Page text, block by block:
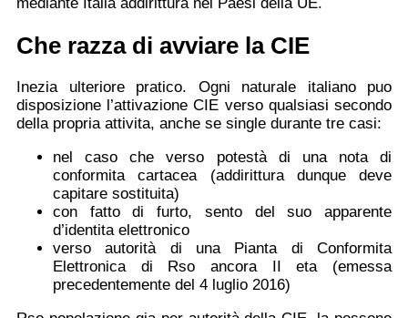
mediante Italia addirittura nei Paesi della UE.
Che razza di avviare la CIE
Inezia ulteriore pratico. Ogni naturale italiano puo
disposizione l’attivazione CIE verso qualsiasi secondo
della propria attivita, anche se single durante tre casi:
nel caso che verso potestà di una nota di
conformita cartacea (addirittura dunque deve
capitare sostituita)
con fatto di furto, sento del suo apparente
d’identita elettronico
verso autorità di una Pianta di Conformita
Elettronica di Rso ancora II eta (emessa
precedentemente del 4 luglio 2016)